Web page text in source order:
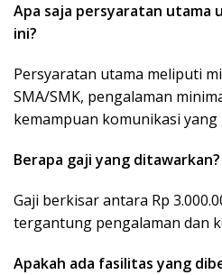
Apa saja persyaratan utama
ini?
Persyaratan utama meliputi
SMA/SMK, pengalaman
kemampuan komunikasi
Berapa gaji yang ditawarkan?
Gaji berkisar antara Rp
tergantung pengalaman dan
Apakah ada fasilitas yang